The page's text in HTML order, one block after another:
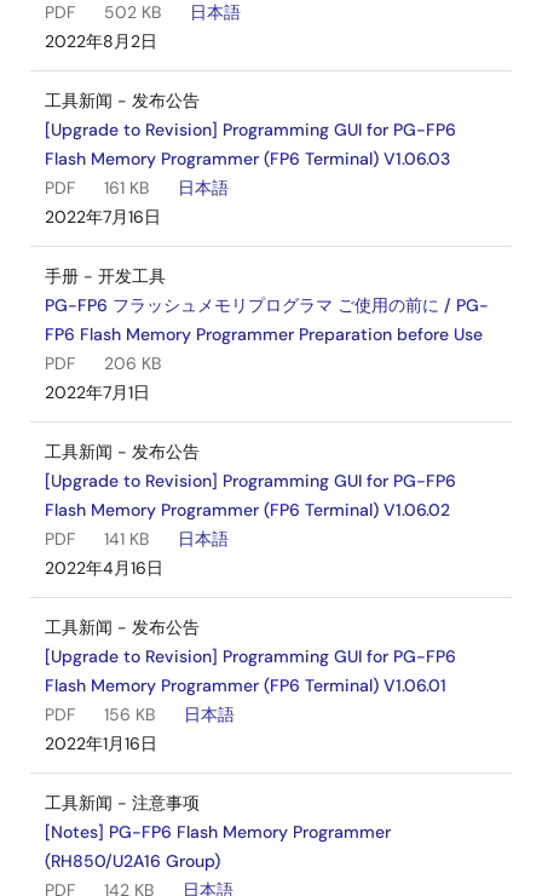
PDF
502 KB
日本語
2022年8月2日
工具新闻 - 发布公告
[Upgrade to Revision] Programming GUI for PG-FP6
Flash Memory Programmer (FP6 Terminal) V1.06.03
PDF
161 KB
日本語
2022年7月16日
手册 - 开发工具
PG-FP6 フラッシュメモリプログラマ ご使用の前に / PG-
FP6 Flash Memory Programmer Preparation before Use
PDF
206 KB
2022年7月1日
工具新闻 - 发布公告
[Upgrade to Revision] Programming GUI for PG-FP6
Flash Memory Programmer (FP6 Terminal) V1.06.02
PDF
141 KB
日本語
2022年4月16日
工具新闻 - 发布公告
[Upgrade to Revision] Programming GUI for PG-FP6
Flash Memory Programmer (FP6 Terminal) V1.06.01
PDF
156 KB
日本語
2022年1月16日
工具新闻 - 注意事项
[Notes] PG-FP6 Flash Memory Programmer
(RH850/U2A16 Group)
PDF
142 KB 日本語